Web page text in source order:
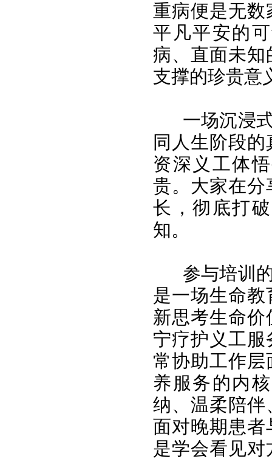
重病便是无
平凡平安的
病、直面未
支撑的珍贵意
一场沉浸
同人生阶段
资深义工体
贵。大家在
长，彻底打
知。
参与培训
是一场生命
新思考生命
宁疗护义工
常协助工作
养服务的内
纳、温柔陪
面对晚期患
是学会看见